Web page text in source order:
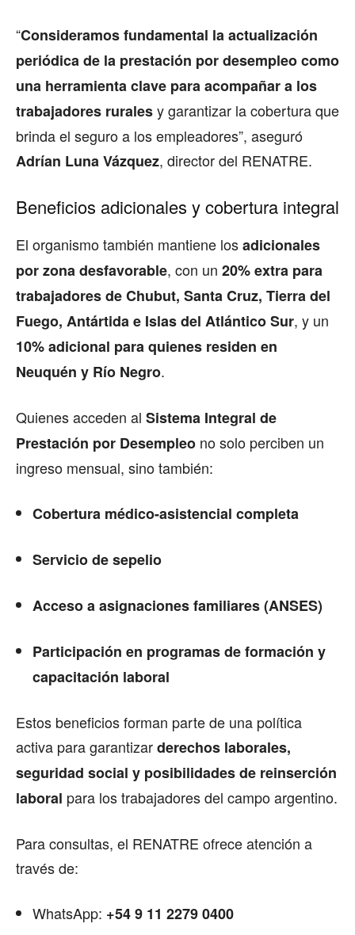
“Consideramos fundamental la actualización
periódica de la prestación por desempleo como
una herramienta clave para acompañar a los
trabajadores ruralesy garantizar la cobertura que
brinda el seguro a los empleadores”, aseguró
Adrían Luna Vázquez, director del RENATRE.
Beneficios adicionales y cobertura integral
El organismo también mantiene losadicionales
por zona desfavorable, con un 20% extra para
trabajadores de Chubut, Santa Cruz, Tierra del
Fuego, Antártida e Islas del Atlántico Sur, y un
10% adicional para quienes residen en
Neuquén y Río Negro.
Quienes acceden al Sistema Integral de
Prestación por Desempleo no solo perciben un
ingreso mensual, sino también:
Cobertura médico-asistencial completa
Servicio de sepelio
Acceso a asignaciones familiares (ANSES)
Participación en programas de formación y
capacitación laboral
Estos beneficios forman parte de una política
activa para garantizarderechos laborales,
seguridad social y posibilidades de reinserción
laboral para los trabajadores del campo argentino.
Para consultas, el RENATRE ofrece atención a
través de:
WhatsApp: +54 9 11 2279 0400